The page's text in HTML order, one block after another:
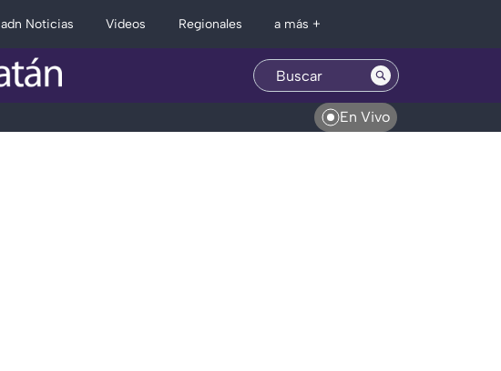
adn Noticias Videos Regionales a más +
En Vivo